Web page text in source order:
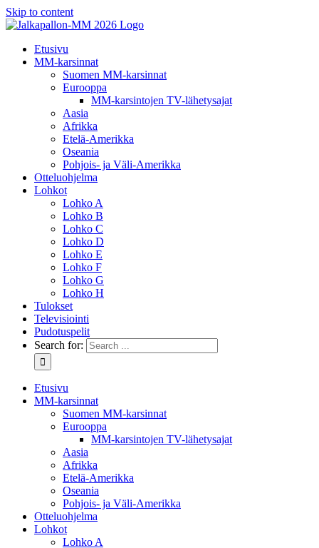
Skip to content
Etusivu
MM-karsinnat
Suomen MM-karsinnat
Eurooppa
MM-karsintojen TV-lähetysajat
Aasia
Afrikka
Etelä-Amerikka
Oseania
Pohjois- ja Väli-Amerikka
Otteluohjelma
Lohkot
Lohko A
Lohko B
Lohko C
Lohko D
Lohko E
Lohko F
Lohko G
Lohko H
Tulokset
Televisiointi
Pudotuspelit
Search for:
Etusivu
MM-karsinnat
Suomen MM-karsinnat
Eurooppa
MM-karsintojen TV-lähetysajat
Aasia
Afrikka
Etelä-Amerikka
Oseania
Pohjois- ja Väli-Amerikka
Otteluohjelma
Lohkot
Lohko A